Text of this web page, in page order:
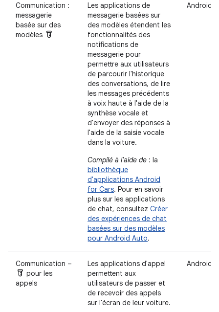
Communication :
messagerie
basée sur des
modèles labs
Les applications de
messagerie basées sur
des modèles étendent les
fonctionnalités des
notifications de
messagerie pour
permettre aux utilisateurs
de parcourir l'historique
des conversations, de lire
les messages précédents
à voix haute à l'aide de la
synthèse vocale et
d'envoyer des réponses à
l'aide de la saisie vocale
dans la voiture.
Compilé à l'aide de : la
bibliothèque
d'applications Android
for Cars. Pour en savoir
plus sur les applications
de chat, consultez Créer
des expériences de chat
basées sur des modèles
pour Android Auto.
Android
Communication –
labs pour les
appels
Les applications d'appel
permettent aux
utilisateurs de passer et
de recevoir des appels
sur l'écran de leur voiture.
Android